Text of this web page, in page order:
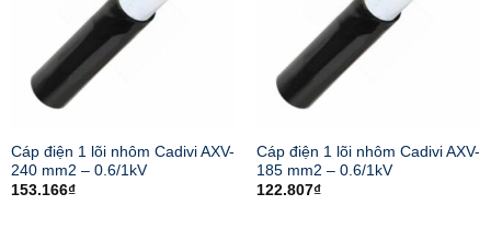
Cáp điện 1 lõi nhôm Cadivi AXV-
240 mm2 – 0.6/1kV
153.166₫
Cáp điện 1 lõi nhôm Cadivi AXV-
185 mm2 – 0.6/1kV
122.807₫